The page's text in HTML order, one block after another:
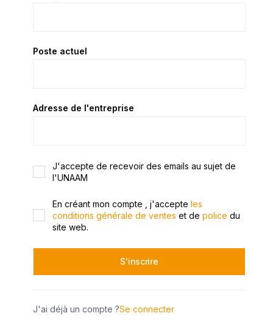
Poste actuel
Adresse de l'entreprise
J'accepte de recevoir des emails au sujet de
l'UNAAM
En créant mon compte , j'accepteles
conditions générale de ventes et depolice du
site web.
J'ai déjà un compte ?Se connecter